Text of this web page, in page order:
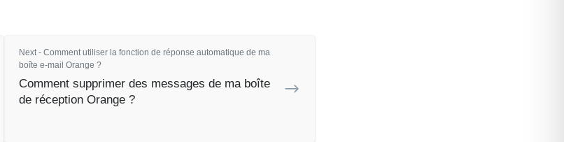
Next - Comment utiliser la fonction de réponse automatique de ma
boîte e-mail Orange ?
Comment supprimer des messages de ma boîte
de réception Orange ?